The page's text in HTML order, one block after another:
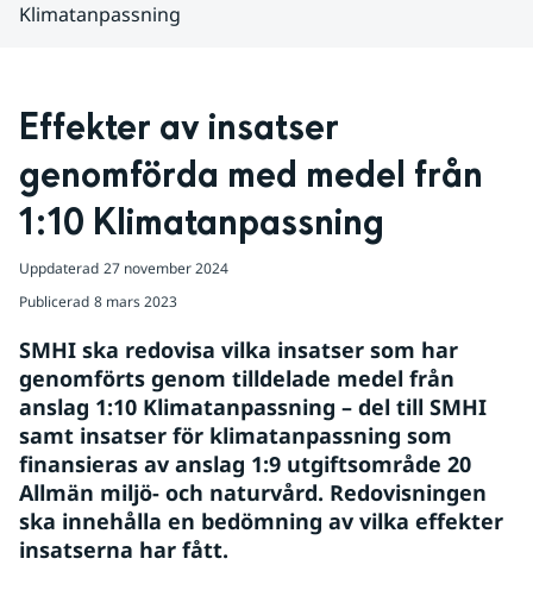
Klimatanpassning
Effekter av insatser
genomförda med medel från
1:10 Klimatanpassning
Uppdaterad 27 november 2024
Publicerad 8 mars 2023
SMHI ska redovisa vilka insatser som har
genomförts genom tilldelade medel från
anslag 1:10 Klimatanpassning – del till SMHI
samt insatser för klimatanpassning som
finansieras av anslag 1:9 utgiftsområde 20
Allmän miljö- och naturvård. Redovisningen
ska innehålla en bedömning av vilka effekter
insatserna har fått.